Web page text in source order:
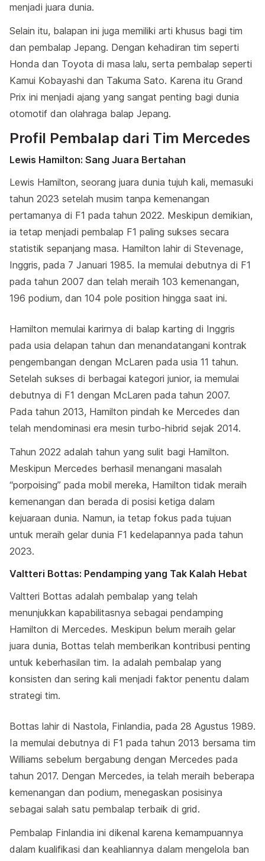
menjadi juara dunia.
Selain itu, balapan ini juga memiliki arti khusus bagi tim
dan pembalap Jepang. Dengan kehadiran tim seperti
Honda dan Toyota di masa lalu, serta pembalap seperti
Kamui Kobayashi dan Takuma Sato. Karena itu Grand
Prix ini menjadi ajang yang sangat penting bagi dunia
otomotif dan olahraga balap Jepang.
Profil Pembalap dari Tim Mercedes
Lewis Hamilton: Sang Juara Bertahan
Lewis Hamilton, seorang juara dunia tujuh kali, memasuki
tahun 2023 setelah musim tanpa kemenangan
pertamanya di F1 pada tahun 2022. Meskipun demikian,
ia tetap menjadi pembalap F1 paling sukses secara
statistik sepanjang masa. Hamilton lahir di Stevenage,
Inggris, pada 7 Januari 1985. Ia memulai debutnya di F1
pada tahun 2007 dan telah meraih 103 kemenangan,
196 podium, dan 104 pole position hingga saat ini.
Hamilton memulai karirnya di balap karting di Inggris
pada usia delapan tahun dan menandatangani kontrak
pengembangan dengan McLaren pada usia 11 tahun.
Setelah sukses di berbagai kategori junior, ia memulai
debutnya di F1 dengan McLaren pada tahun 2007.
Pada tahun 2013, Hamilton pindah ke Mercedes dan
telah mendominasi era mesin turbo-hibrid sejak 2014.
Tahun 2022 adalah tahun yang sulit bagi Hamilton.
Meskipun Mercedes berhasil menangani masalah
“porpoising” pada mobil mereka, Hamilton tidak meraih
kemenangan dan berada di posisi ketiga dalam
kejuaraan dunia. Namun, ia tetap fokus pada tujuan
untuk meraih gelar dunia F1 kedelapannya pada tahun
2023.
Valtteri Bottas: Pendamping yang Tak Kalah Hebat
Valtteri Bottas adalah pembalap yang telah
menunjukkan kapabilitasnya sebagai pendamping
Hamilton di Mercedes. Meskipun belum meraih gelar
juara dunia, Bottas telah memberikan kontribusi penting
untuk keberhasilan tim. Ia adalah pembalap yang
konsisten dan sering kali menjadi faktor penentu dalam
strategi tim.
Bottas lahir di Nastola, Finlandia, pada 28 Agustus 1989.
Ia memulai debutnya di F1 pada tahun 2013 bersama tim
Williams sebelum bergabung dengan Mercedes pada
tahun 2017. Dengan Mercedes, ia telah meraih beberapa
kemenangan dan podium, menegaskan posisinya
sebagai salah satu pembalap terbaik di grid.
Pembalap Finlandia ini dikenal karena kemampuannya
dalam kualifikasi dan keahliannya dalam mengelola ban